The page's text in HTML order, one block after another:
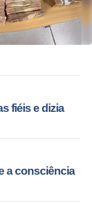
fiéis e dizia
a consciência